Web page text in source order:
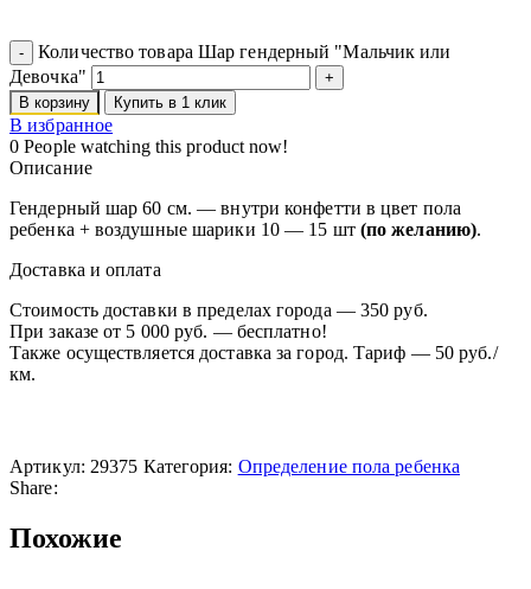
Количество товара Шар гендерный "Мальчик или
Девочка"
В корзину Купить в 1 клик
В избранное
0 People watching this product now!
Описание
Гендерный шар 60 см. — внутри конфетти в цвет пола
ребенка + воздушные шарики 10 — 15 шт(по желанию).
Доставка и оплата
Стоимость доставки в пределах города — 350 руб.
При заказе от 5 000 руб. — бесплатно!
Также осуществляется доставка за город. Тариф — 50 руб./
км.
Артикул: 29375 Категория: Определение пола ребенка
Share:
Похожие